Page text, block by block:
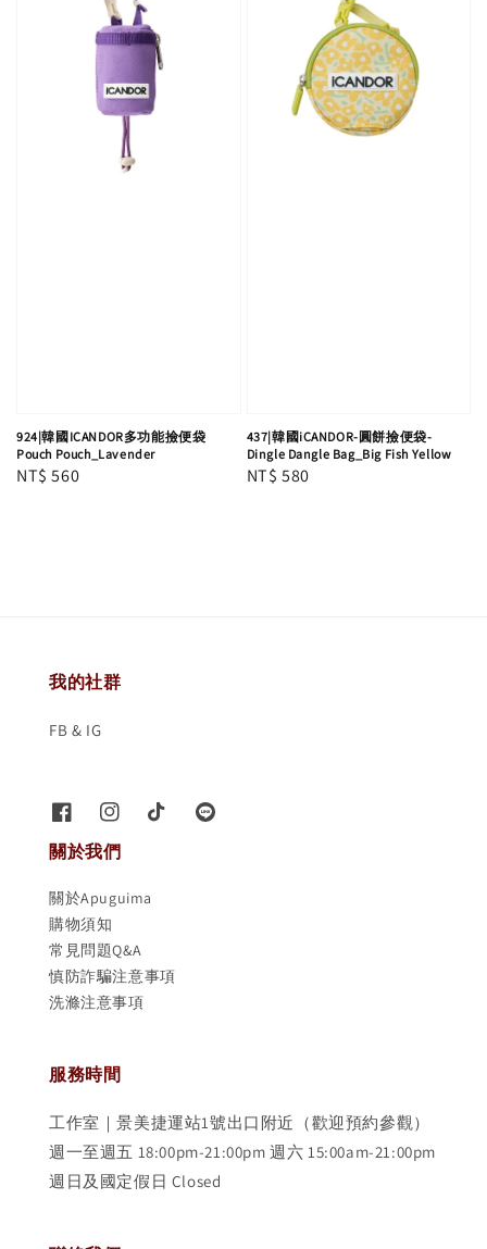
924|韓國ICANDOR多功能撿便袋
Pouch Pouch_Lavender
Regular
NT$ 560
437|韓國iCANDOR-圓餅撿便袋-
Dingle Dangle Bag_Big Fish Yellow
Regular
NT$ 580
我的社群
FB & IG
關於我們
關於Apuguima
購物須知
常見問題Q&A
慎防詐騙注意事項
洗滌注意事項
服務時間
工作室｜景美捷運站1號出口附近（歡迎預約參觀）
週一至週五 18:00pm-21:00pm 週六 15:00am-21:00pm
週日及國定假日 Closed